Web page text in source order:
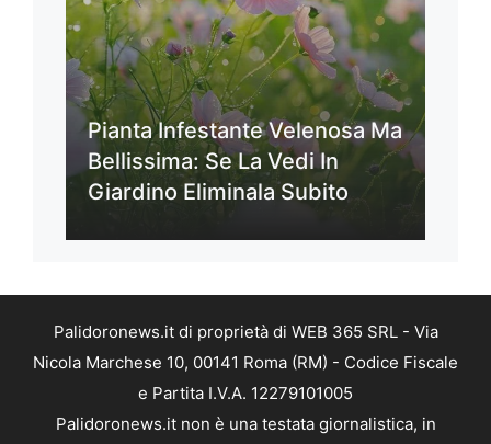
Pianta Infestante Velenosa Ma
Bellissima: Se La Vedi In
Giardino Eliminala Subito
Palidoronews.it di proprietà di WEB 365 SRL - Via
Nicola Marchese 10, 00141 Roma (RM) - Codice Fiscale
e Partita I.V.A. 12279101005
Palidoronews.it non è una testata giornalistica, in